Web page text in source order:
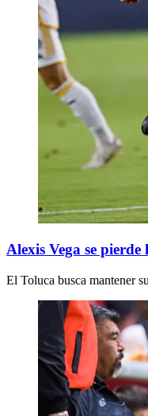
Alexis Vega se
El Toluca busca mantener